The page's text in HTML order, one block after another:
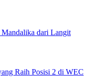
dari Langit
Raih Posisi 2 di WEC